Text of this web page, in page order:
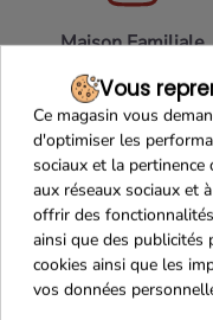
Maison Familiale
Franco de port 79€
Vous
Ce magasin vous
d'optimiser les
sociaux et la
aux réseaux sociaux et
offrir des
ainsi que des publicités
cookies ainsi que les
vos données